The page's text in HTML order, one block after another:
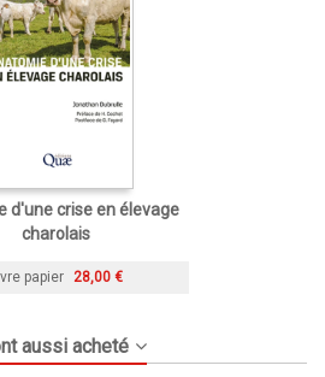
d'une crise en élevage
charolais
papier 28,00 €
aussi acheté